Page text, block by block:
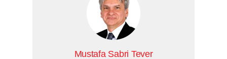
Mustafa Sabri Tever